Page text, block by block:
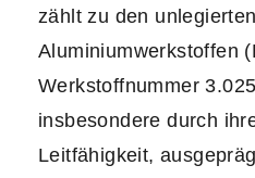
zählt zu den unlegierten
Aluminiumwerkstoffen
Werkstoffnummer
insbesondere durch
Leitfähigkeit,